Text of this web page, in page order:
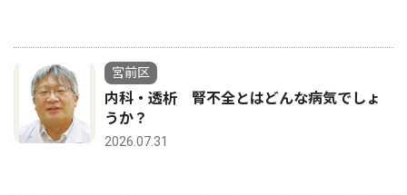
宮前区
内科・透析 腎不全とはどんな病気でしょ
うか？
2026.07.31